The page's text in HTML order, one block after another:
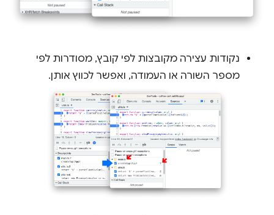
נקודות עצירה מקובצות לפי קובץ, מסודרות לפי
מספר השורה או העמודה, ואפשר לכווץ אותן.